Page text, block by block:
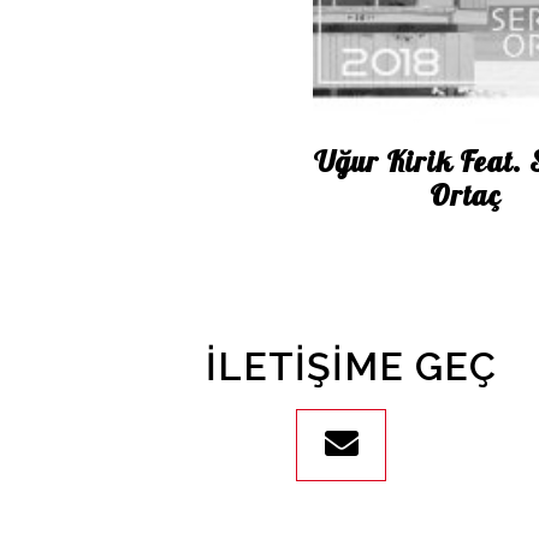
Uğur Kirik Feat.
Ortaç
İLETIŞIME GEÇ